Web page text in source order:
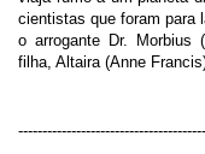
cientistas que foram para
o arrogante Dr. Morbius
filha, Altaira (Anne